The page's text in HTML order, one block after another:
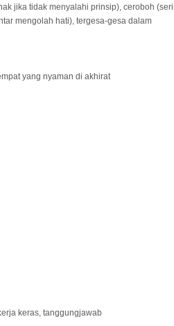
jika tidak menyalahi prinsip), ceroboh
mengolah hati), tergesa-gesa dalam
yang nyaman di akhirat
keras, tanggungjawab